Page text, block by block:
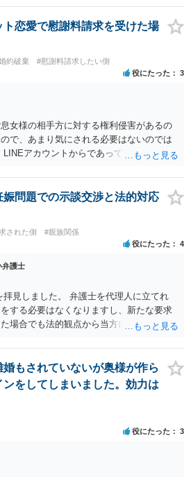
でも、分割払いになる可能性はあります
まった場合は、強制執行により不動産等
こから債権回収が図られることになりま
解決が可能ですので、その場合は分割払
能です。 ⑤ このような事情であれば、私
けるべきでしょうか。 ⇒ご相談者様の認
円も含めて返済する必要はないと考えら
いて交渉を続けることがベターかと存じ
ら（経済的、時間的、精神的負担等）、
さずという姿勢を示すことで、プラス
。 交渉で解決する多くの場合は、相手
スで、５０万円以下で合意できる場合は
は、６０万円から８０万円程度になる
の印象です。 ２ 質問② ご記載の内容が
材料かと思います。 なお、ご自身が離
はならないかと思いますので、ご注意く
婚姻関係が既に破綻していたことや、
知らなかったと主張することもあります
ので、ご自身の場合にそれらの主張が
さい。 ３ 質問③ 違約金を５０万円とす
当かどうかという基準はありません。
では、その条項自体が無効になり得ます
０万円でも、公序良俗に反するほど高額
で、 結局は、妥当かどうかというより
うかという基準でお考えいただくといい
合意できるかは、相手も納得できるか
。 ４ 質問④ ご記載の内容からは判断
項を記載しないで合意することはリス
原則としては、清算条項を記載するべき
いです。 ご質問に対する回答は以上で
になるかは別として、お近くの弁護士に
応についてアドバイス等を求めることを
恋愛で慰謝料請求を受けた場
約破棄 #慰謝料請求したい側
役にたった 3
女様の相手方に対する権利侵害があるの
で、あまり気にされる必要はないのでは
アカウントからであっても、そこに紐
、本件のような精神的損害が発生したと
おいて開示がなされる可能性も低いので
問題での示談交渉と法的対応
された側 #親族関係
役にたった 4
弁護士
見しました。 弁護士を代理人に立てれ
する必要はなくなりますし、新たな要求
場合でも法的観点から当方に支払うべき
自身で対応していくことになります。 こ
には、合意内容を書面しておくことで
、合意事項以外には貸し借りが無いことを
きちんと盛り込んでおくことです。 お金
返されないよう、合意書を作成して取り
もされていないが奥様が作ら
をしてしまいました。効力は
役にたった 3